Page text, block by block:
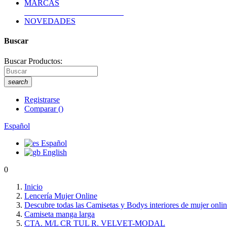
MARCAS
NOVEDADES
Buscar
Buscar Productos:
search
Registrarse
Comparar()
Español
Español
English
0
Inicio
Lencería Mujer Online
Descubre todas las Camisetas y Bodys interiores de mujer
Camiseta manga larga
CTA. M/L CR TUL R. VELVET-MODAL